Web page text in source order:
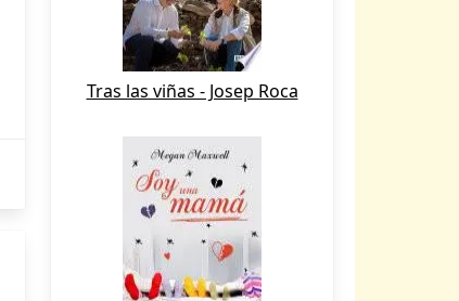
Tras las viñas - Josep Roca